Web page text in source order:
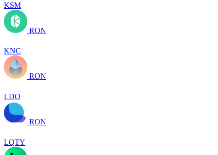
KSM
RON
KNC
RON
LDO
RON
LQTY